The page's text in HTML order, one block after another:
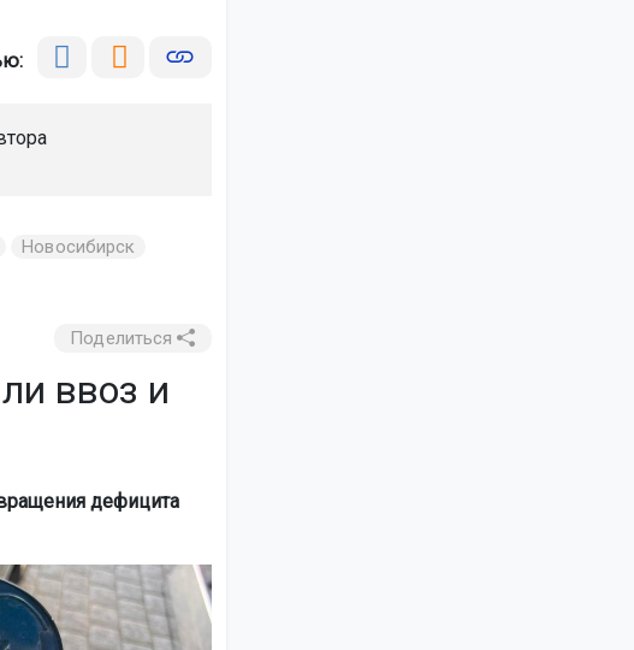
Новосибирск
Поделиться
ввоз и
дефицита